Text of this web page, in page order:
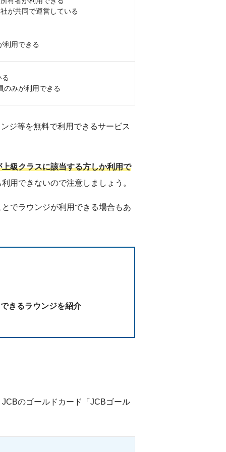
が共同で運営している
利用できる
のみが利用できる
ジ等を無料で利用できるサービス
級クラスに該当する方しか利用で
用できないので注意しましょう。
でラウンジが利用できる場合もあ
きるラウンジを紹介
のゴールドカード「JCBゴール